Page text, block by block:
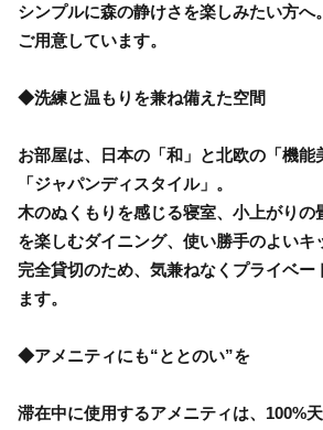
シンプルに森の静けさを楽しみたい方へ
ご用意しています。
◆洗練と温もりを兼ね備えた空間
お部屋は、日本の「和」と北欧の「機能
「ジャパンディスタイル」。
木のぬくもりを感じる寝室、小上がりの
を楽しむダイニング、使い勝手のよい
完全貸切のため、気兼ねなくプライベー
ます。
◆アメニティにも“ととのい”を
滞在中に使用するアメニティは、100%